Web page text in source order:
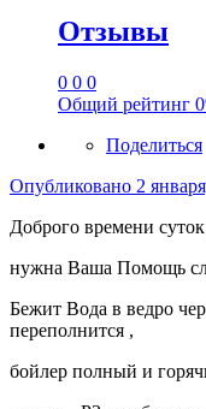
Отзывы
0 0 0
Общий рейтинг
Поделиться
Опубликовано 2
Доброго времени
нужна Ваша Помощь
Бежит Вода в ведро
переполнится ,
бойлер полный и